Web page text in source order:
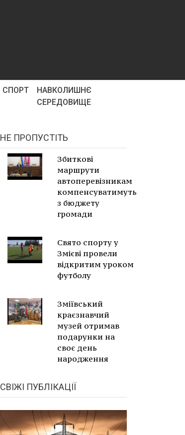
СПОРТ
НАВКОЛИШНЄ
СЕРЕДОВИЩЕ
НЕ ПРОПУСТІТЬ
Збиткові
маршрути
автоперевізникам
компенсуватимуть
з бюджету
громади
Свято спорту у
Змієві провели
відкритим уроком
футболу
Зміївський
краєзнавчий
музей отримав
подарунки на
своє день
народження
СВІЖІ ПУБЛІКАЦІЇ